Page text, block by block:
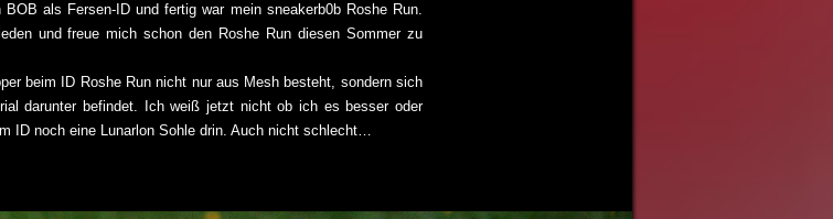
als Fersen-ID und fertig war mein sneakerb0b Roshe Run.
und freue mich schon den Roshe Run diesen Sommer zu
beim ID Roshe Run nicht nur aus Mesh besteht, sondern sich
darunter befindet. Ich weiß jetzt nicht ob ich es besser oder
ID noch eine Lunarlon Sohle drin. Auch nicht schlecht…